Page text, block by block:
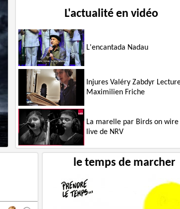
Le courage contre
L'actualité en vidéo
L'encantada Nadau
Injures Valéry Zabdyr
Maximilien Friche
La marelle par Birds on wire
live de NRV
le temps de marcher